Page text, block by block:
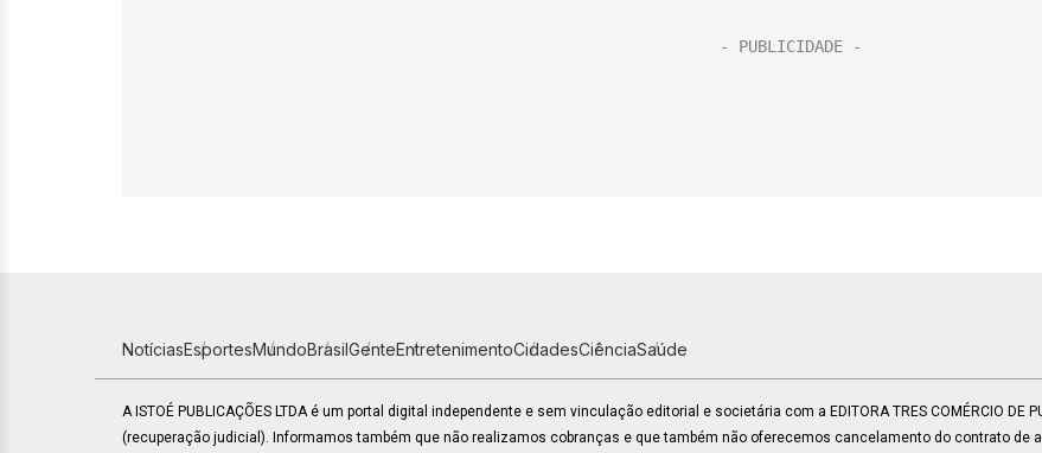
NotíciasEsportesMundoBrasilGenteEntretenimentoCidadesCiênciaSaúde
A ISTOÉ PUBLICAÇÕES LTDA é um portal digital independente e sem vinculação editorial e societária com a EDITORA TRES COMÉRCIO DE
(recuperação judicial). Informamos também que não realizamos cobranças e que também não oferecemos cancelamento do contrato de